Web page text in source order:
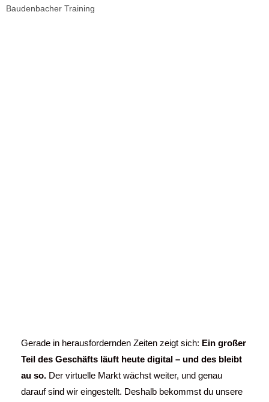
Gerade in herausfordernden Zeiten zeigt sich: Ein großer
Teil des Geschäfts läuft heute digital – und des bleibt
au so. Der virtuelle Markt wächst weiter, und genau
darauf sind wir eingestellt. Deshalb bekommst du unsere